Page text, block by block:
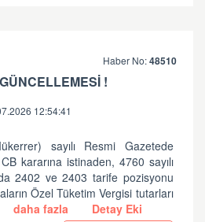
Haber No:48510
!
12:54:41
sayılı Resmi Gazetede
kararına istinaden, 4760 sayılı
2402 ve 2403 tarife pozisyonu
Özel Tüketim Vergisi tutarları
daha fazla
Detay Eki